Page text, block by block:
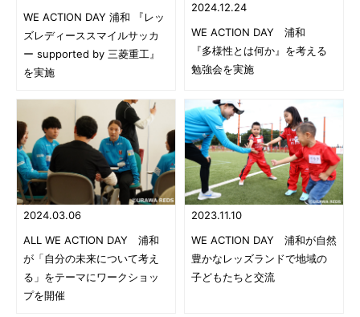
WE ACTION DAY 浦和 『レッ
ズレディーススマイルサッカ
ー supported by 三菱重工』
を実施
2024.12.24
WE ACTION DAY 浦和
『多様性とは何か』を考える
勉強会を実施
2024.03.06
ALL WE ACTION DAY 浦和
が「自分の未来について考え
る」をテーマにワークショッ
プを開催
2023.11.10
WE ACTION DAY 浦和が自然
豊かなレッズランドで地域の
子どもたちと交流